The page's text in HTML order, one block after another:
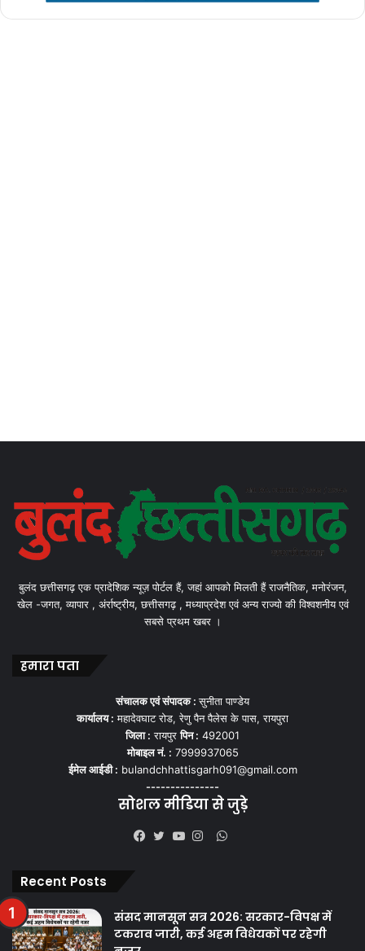
बुलंद छत्तीसगढ़ एक प्रादेशिक न्यूज़ पोर्टल हैं, जहां आपको मिलती हैं राजनैतिक, मनोरंजन,
खेल -जगत, व्यापार , अंर्राष्ट्रीय, छत्तीसगढ़ , मध्याप्रदेश एवं अन्य राज्यो की विश्वशनीय एवं
सबसे प्रथम खबर ।
हमारा पता
संचालक एवं संपादक :सुनीता पाण्डेय
कार्यालय : महादेवघाट रोड, रेणु पैन पैलेस के पास, रायपुरा
जिला : रायपुरपिन : 492001
मोबाइल नं. : 7999937065
ईमेल आईडी : bulandchhattisgarh091@gmail.com
---------------
सोशल मीडिया से जुड़े
WhatsApp
Recent Posts
संसद मानसून सत्र 2026: सरकार-विपक्ष में
टकराव जारी, कई अहम विधेयकों पर रहेगी